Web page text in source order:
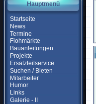
Hauptmenü
Startseite
News
Termine
Flohmärkte
Bauanleitungen
Projekte
Ersatzteilservice
Suchen / Bieten
Mitarbeiter
Humor
Links
Galerie - II